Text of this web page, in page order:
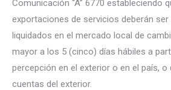
Comunicación “A” 6770 estableciendo
exportaciones de servicios deberán
liquidados en el mercado local de
mayor a los 5 (cinco) días hábiles a
percepción en el exterior o en el país,
cuentas del exterior.